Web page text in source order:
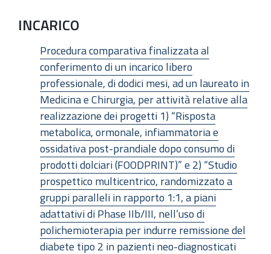
INCARICO
Procedura comparativa finalizzata al
conferimento di un incarico libero
professionale, di dodici mesi, ad un laureato in
Medicina e Chirurgia, per attività relative alla
realizzazione dei progetti 1) “Risposta
metabolica, ormonale, infiammatoria e
ossidativa post-prandiale dopo consumo di
prodotti dolciari (FOODPRINT)” e 2) “Studio
prospettico multicentrico, randomizzato a
gruppi paralleli in rapporto 1:1, a piani
adattativi di Phase IIb/III, nell’uso di
polichemioterapia per indurre remissione del
diabete tipo 2 in pazienti neo-diagnosticati